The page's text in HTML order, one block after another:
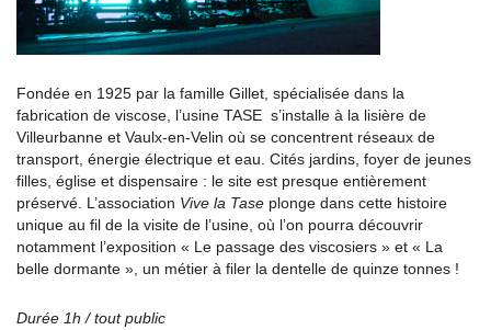
Fondée en 1925 par la famille Gillet, spécialisée dans la
fabrication de viscose, l’usine TASE s’installe à la lisière de
Villeurbanne et Vaulx-en-Velin où se concentrent réseaux de
transport, énergie électrique et eau. Cités jardins, foyer de jeunes
filles, église et dispensaire : le site est presque entièrement
préservé. L’association Vive la Tase plonge dans cette histoire
unique au fil de la visite de l’usine, où l’on pourra découvrir
notamment l’exposition « Le passage des viscosiers » et « La
belle dormante », un métier à filer la dentelle de quinze tonnes !
Durée 1h / tout public